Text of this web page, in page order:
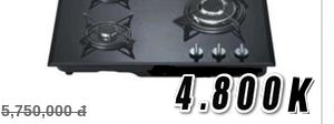
5,750,000 đ